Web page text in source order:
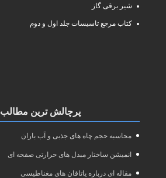
شیر برقی گاز
کتاب مرجع تاسیسات جلد اول و دوم
پرچالش ترین مطالب
محاسبه حجم چاه های جذبی و آب باران
انمیشن ساختار مبدل های حرارتی صفحه ای
مقاله ای درباره یاتاقان های مغناطیسی